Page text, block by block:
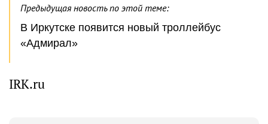
Предыдущая новость по этой теме:
В Иркутске появится новый троллейбус
«Адмирал»
IRK.ru